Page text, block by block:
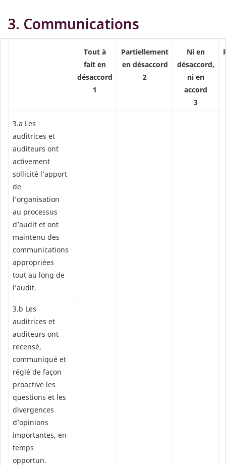
3. Communications
Tout à
fait en
désaccord
1
Partiellement
en désaccord
2
Ni en
désaccord,
ni en
accord
3
3.a Les
auditrices et
auditeurs ont
activement
sollicité l’apport
de
l’organisation
au processus
d’audit et ont
maintenu des
communications
appropriées
tout au long de
l’audit.
3.b Les
auditrices et
auditeurs ont
recensé,
communiqué et
réglé de façon
proactive les
questions et les
divergences
d’opinions
importantes, en
temps
opportun.